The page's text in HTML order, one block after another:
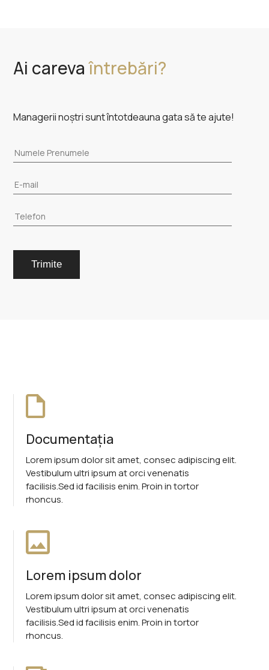
Ai carevaîntrebări?
Managerii noștri sunt întotdeauna gata să te ajute!
Documentația
Lorem ipsum dolor sit amet, consec adipiscing elit.
Vestibulum ultri ipsum at orci venenatis
facilisis.Sed id facilisis enim. Proin in tortor
rhoncus.
Lorem ipsum dolor
Lorem ipsum dolor sit amet, consec adipiscing elit.
Vestibulum ultri ipsum at orci venenatis
facilisis.Sed id facilisis enim. Proin in tortor
rhoncus.